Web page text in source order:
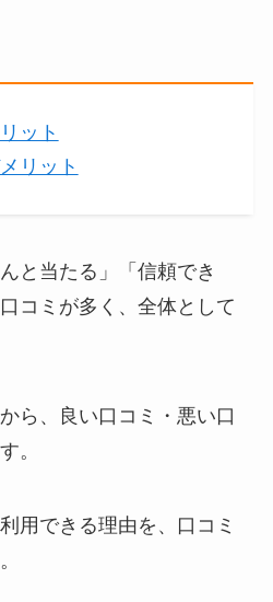
ット
リット
と当たる」「信頼でき
コミが多く、全体として
ら、良い口コミ・悪い口
。
用できる理由を、口コミ